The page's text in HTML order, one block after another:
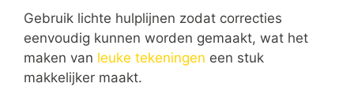
Gebruik lichte hulplijnen zodat correcties
eenvoudig kunnen worden gemaakt, wat het
maken van leuke tekeningen een stuk
makkelijker maakt.